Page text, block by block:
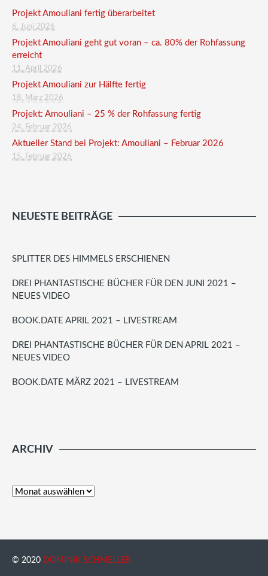
Projekt Amouliani fertig überarbeitet
6. Juni 2026
Projekt Amouliani geht gut voran – ca. 80% der Rohfassung
erreicht
11. April 2026
Projekt Amouliani zur Hälfte fertig
18. März 2026
Projekt: Amouliani – 25 % der Rohfassung fertig
24. Februar 2026
Aktueller Stand bei Projekt: Amouliani – Februar 2026
15. Februar 2026
NEUESTE BEITRÄGE
SPLITTER DES HIMMELS ERSCHIENEN
DREI PHANTASTISCHE BÜCHER FÜR DEN JUNI 2021 –
NEUES VIDEO
BOOK.DATE APRIL 2021 – LIVESTREAM
DREI PHANTASTISCHE BÜCHER FÜR DEN APRIL 2021 –
NEUES VIDEO
BOOK.DATE MÄRZ 2021 – LIVESTREAM
ARCHIV
© 2020 DOMINIK SCHMELLER